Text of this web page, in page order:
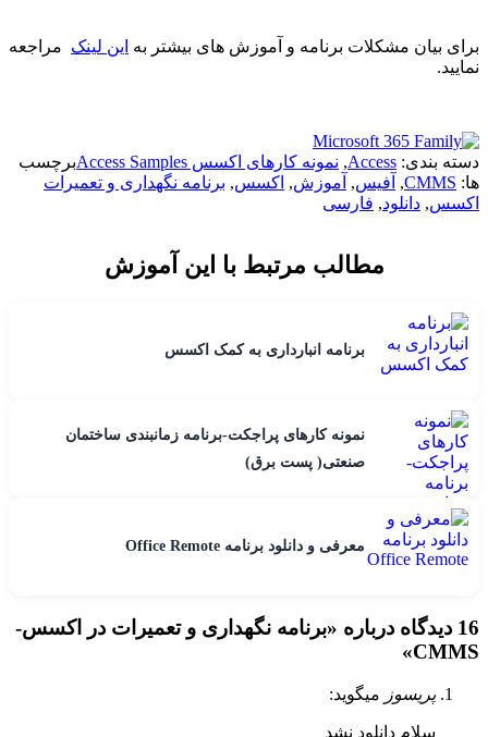
برای بیان مشکلات برنامه و آموزش های بیشتر به این لینک مراجعه
نمایید.
دسته بندی: Access
, نمونه کارهای اکسس Access Samples
برچسب
ها: CMMS
, آفیس, آموزش, اکسس, برنامه نگهداری و تعمیرات
اکسس, دانلود, فارسی
مطالب مرتبط با این آموزش
برنامه انبارداری به کمک اکسس
نمونه کارهای پراجکت-برنامه زمانبندی ساختمان
صنعتی( پست برق)
معرفی و دانلود برنامه Office Remote
16 دیدگاه درباره «
برنامه نگهداری و تعمیرات در اکسس-
CMMS
»
پریسوز میگوید:
سلام دانلود نشد